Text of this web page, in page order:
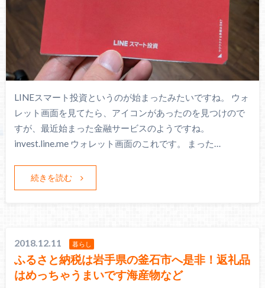
LINEスマート投資というのが始まったみたいですね。 ウォ
レット画面を見てたら、アイコンがあったのを見つけので
すが、最近始まった金融サービスのようですね。
invest.line.me ウォレット画面のこれです。 まった…
続きを読む
2018.12.11 暮らし
ふるさと納税は岩手県の釜石市へ是非！返礼品
はめっちゃうまいです海産物など